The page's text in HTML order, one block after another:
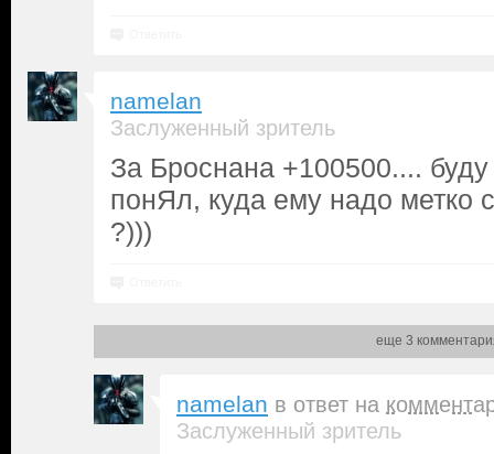
namelan
Заслуженный зритель
За Броснана +100500....
понЯл, куда ему надо метко
?)))
еще 3
namelan в ответ на
Заслуженный зритель